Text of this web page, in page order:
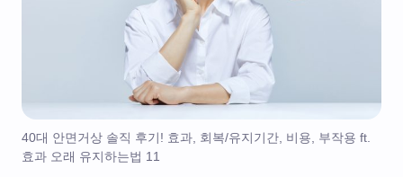
40대 안면거상 솔직 후기! 효과, 회복/유지기간, 비용, 부작용 ft.
효과 오래 유지하는법 11